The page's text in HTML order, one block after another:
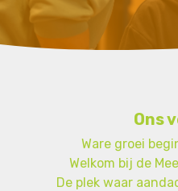
Ons
Ware groei
Welkom bij de
De plek waar